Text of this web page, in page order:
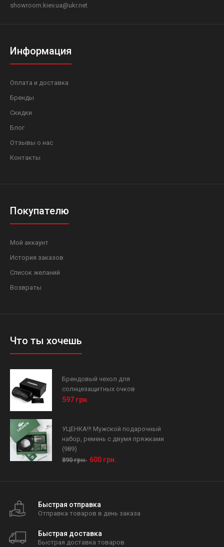
showroom.kiev.ua@ukr.net
Информация
Оплата и доставка
Бренды
Скидки
Блог
Отзывы о нас
Контакты
Покупателю
Мой аккаунт
История заказов
Список желаний
Возвраты
Что ты хочешь
Брендовый чехол для
солнцезащитных очков
597 грн.
УЦЕНКА!!! Мужской подарочный
набор, ремень с двумя пряжками
(989)
890 грн. 600 грн.
Быстрая отправка
Отправка товаров в день заказа
Быстрая доставка
Быстрая доставка товаров